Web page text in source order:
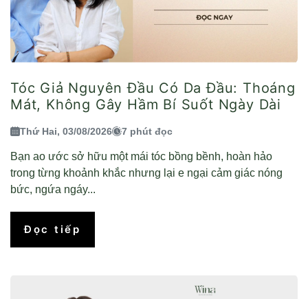
Tóc Giả Nguyên Đầu Có Da Đầu: Thoáng
Mát, Không Gây Hầm Bí Suốt Ngày Dài
Thứ Hai, 03/08/2026 7 phút đọc
Bạn ao ước sở hữu một mái tóc bồng bềnh, hoàn hảo
trong từng khoảnh khắc nhưng lại e ngại cảm giác nóng
bức, ngứa ngáy...
Đọc tiếp